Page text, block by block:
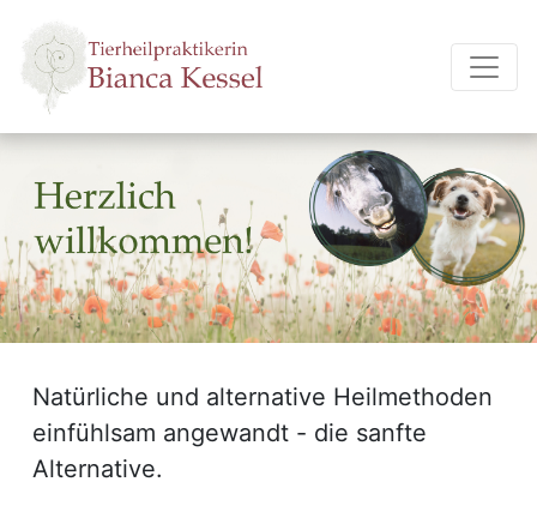
Natürliche und alternative Heilmethoden
einfühlsam angewandt - die sanfte
Alternative.